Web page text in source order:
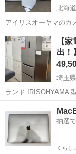
北海
アイリスオーヤマのカ
で連携すれば外出先で
利です。 サイズ 幅595mm 奥行 600mm 高さ 1890mm 高さはあります
が、スタイ...
北海道 札幌市
【
埼玉
ランド:IRISOHYAMA
抽選
くらし